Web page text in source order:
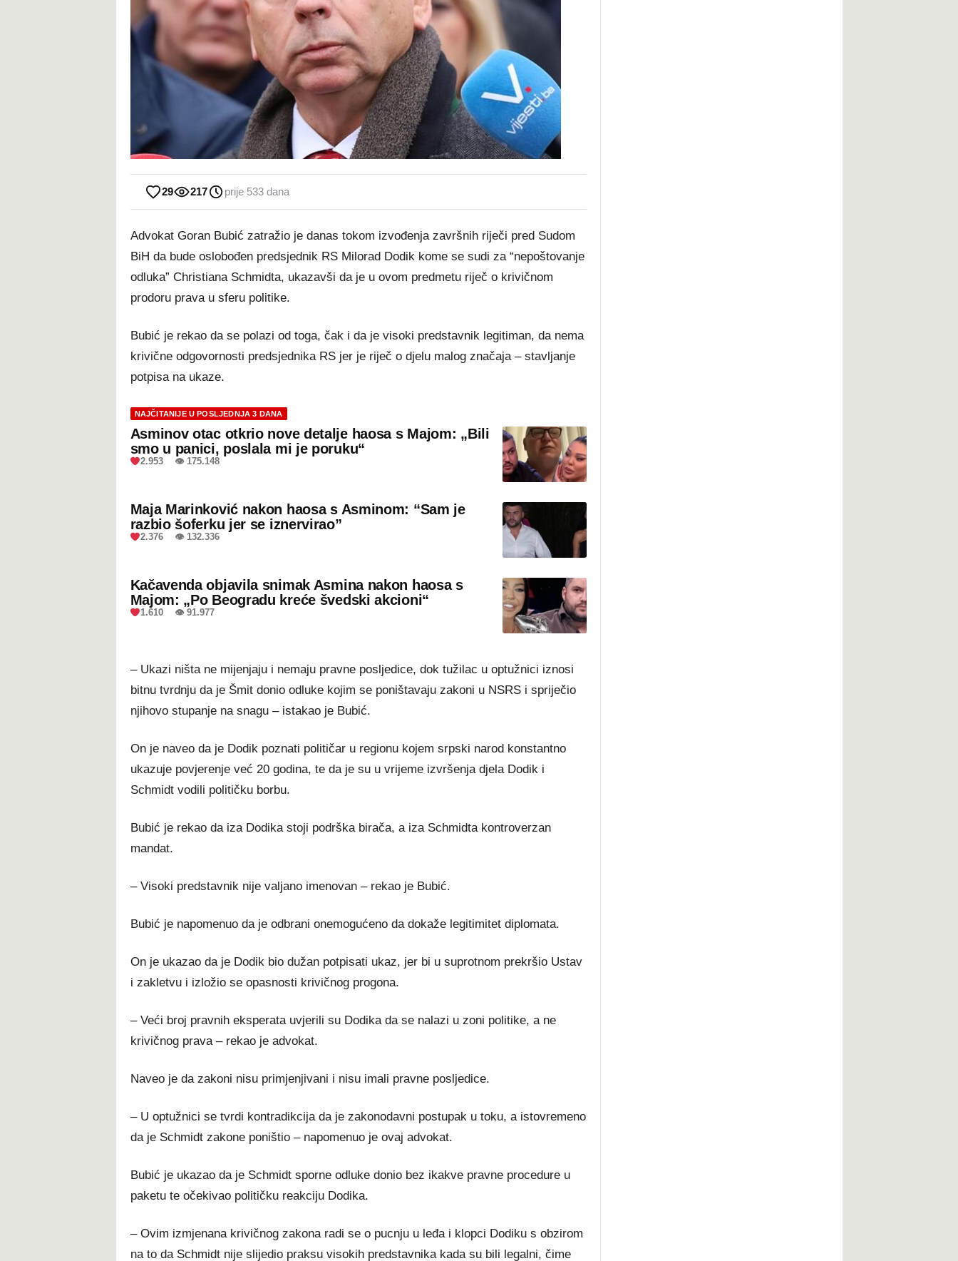
29 217 prije 533 dana
Advokat Goran Bubić zatražio je danas tokom izvođenja završnih riječi pred Sudom
BiH da bude oslobođen predsjednik RS Milorad Dodik kome se sudi za “nepoštovanje
odluka” Christiana Schmidta, ukazavši da je u ovom predmetu riječ o krivičnom
prodoru prava u sferu politike.
Bubić je rekao da se polazi od toga, čak i da je visoki predstavnik legitiman, da nema
krivične odgovornosti predsjednika RS jer je riječ o djelu malog značaja – stavljanje
potpisa na ukaze.
NAJČITANIJE U POSLJEDNJA 3 DANA
Asminov otac otkrio nove detalje haosa s Majom: „Bili
smo u panici, poslala mi je poruku“
2.953 👁 175.148
Maja Marinković nakon haosa s Asminom: “Sam je
razbio šoferku jer se iznervirao”
2.376 👁 132.336
Kačavenda objavila snimak Asmina nakon haosa s
Majom: „Po Beogradu kreće švedski akcioni“
1.610 👁 91.977
– Ukazi ništa ne mijenjaju i nemaju pravne posljedice, dok tužilac u optužnici iznosi
bitnu tvrdnju da je Šmit donio odluke kojim se poništavaju zakoni u NSRS i spriječio
njihovo stupanje na snagu – istakao je Bubić.
On je naveo da je Dodik poznati političar u regionu kojem srpski narod konstantno
ukazuje povjerenje već 20 godina, te da je su u vrijeme izvršenja djela Dodik i
Schmidt vodili političku borbu.
Bubić je rekao da iza Dodika stoji podrška birača, a iza Schmidta kontroverzan
mandat.
– Visoki predstavnik nije valjano imenovan – rekao je Bubić.
Bubić je napomenuo da je odbrani onemogućeno da dokaže legitimitet diplomata.
On je ukazao da je Dodik bio dužan potpisati ukaz, jer bi u suprotnom prekršio Ustav
i zakletvu i izložio se opasnosti krivičnog progona.
– Veći broj pravnih eksperata uvjerili su Dodika da se nalazi u zoni politike, a ne
krivičnog prava – rekao je advokat.
Naveo je da zakoni nisu primjenjivani i nisu imali pravne posljedice.
– U optužnici se tvrdi kontradikcija da je zakonodavni postupak u toku, a istovremeno
da je Schmidt zakone poništio – napomenuo je ovaj advokat.
Bubić je ukazao da je Schmidt sporne odluke donio bez ikakve pravne procedure u
paketu te očekivao političku reakciju Dodika.
– Ovim izmjenana krivičnog zakona radi se o pucnju u leđa i klopci Dodiku s obzirom
na to da Schmidt nije slijedio praksu visokih predstavnika kada su bili legalni, čime